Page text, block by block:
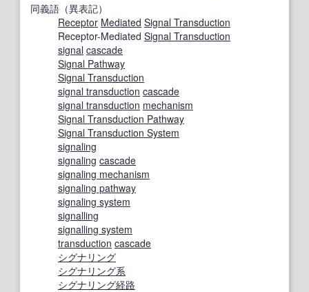
同義語（異表記）
Receptor Mediated Signal Transduction
Receptor-Mediated Signal Transduction
signal cascade
Signal Pathway
Signal Transduction
signal transduction cascade
signal transduction mechanism
Signal Transduction Pathway
Signal Transduction System
signaling
signaling cascade
signaling mechanism
signaling pathway
signaling system
signalling
signalling system
transduction cascade
シグナリング
シグナリング系
シグナリング経路